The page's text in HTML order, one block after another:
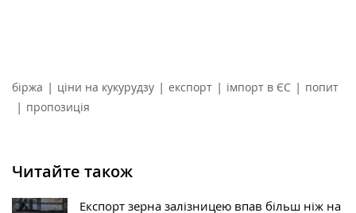
біржа | ціни на кукурудзу | експорт | імпорт в ЄС | попит
| пропозиція
Читайте також
Експорт зерна залізницею впав більш ніж на